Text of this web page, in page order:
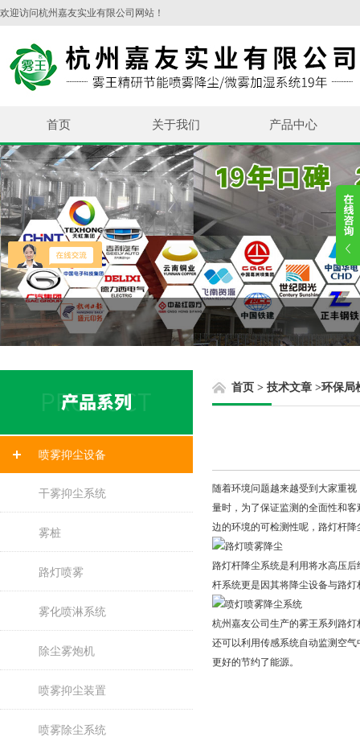
欢迎访问杭州嘉友实业有限公司网站！
首页 关于我们 产品中心
喷雾抑尘设备
干雾抑尘系统
雾桩
路灯喷雾
雾化喷淋系统
除尘雾炮机
喷雾抑尘装置
喷雾除尘系统
首页 > 技术文章 >环保局
随着环境问题越来越受到大家重
量时，为了保证监测的全面性和
边的环境的可检测性呢，路灯杆
路灯杆降尘系统是利用将水高压
杆系统更是因其将降尘设备与路
杭州嘉友公司生产的雾王系列路
还可以利用传感系统自动监测空
更好的节约了能源。